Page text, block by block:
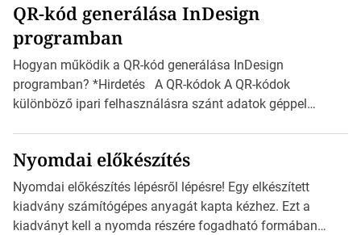
mutatja az A4-es papírlaphoz viszonyítva. Az amerikai és
észak-amerikai boríték méretére az ISO 216 nem
vonatkozik. Boríték méretének táblázata C0-tól […]
QR-kód generálása InDesign
programban
Hogyan működik a QR-kód generálása InDesign
programban? *Hirdetés A QR-kódok A QR-kódok
különböző ipari felhasználásra szánt adatok géppel
okostelefonjára telepíthet egy QR-kód-leolvasó
alkalmazást, ami leolvasni és dekódolni képes az URL-
információt és átirányítja a telefon böngészőjét a cég
weblapjára. A QR-kód beolvasása után a felhasználó
Nyomdai előkészítés
Nyomdai előkészítés lépésről lépésre! Egy elkészített
kiadvány számítógépes anyagát kapta kézhez. Ezt a
kiadványt kell a nyomda részére fogadható formában